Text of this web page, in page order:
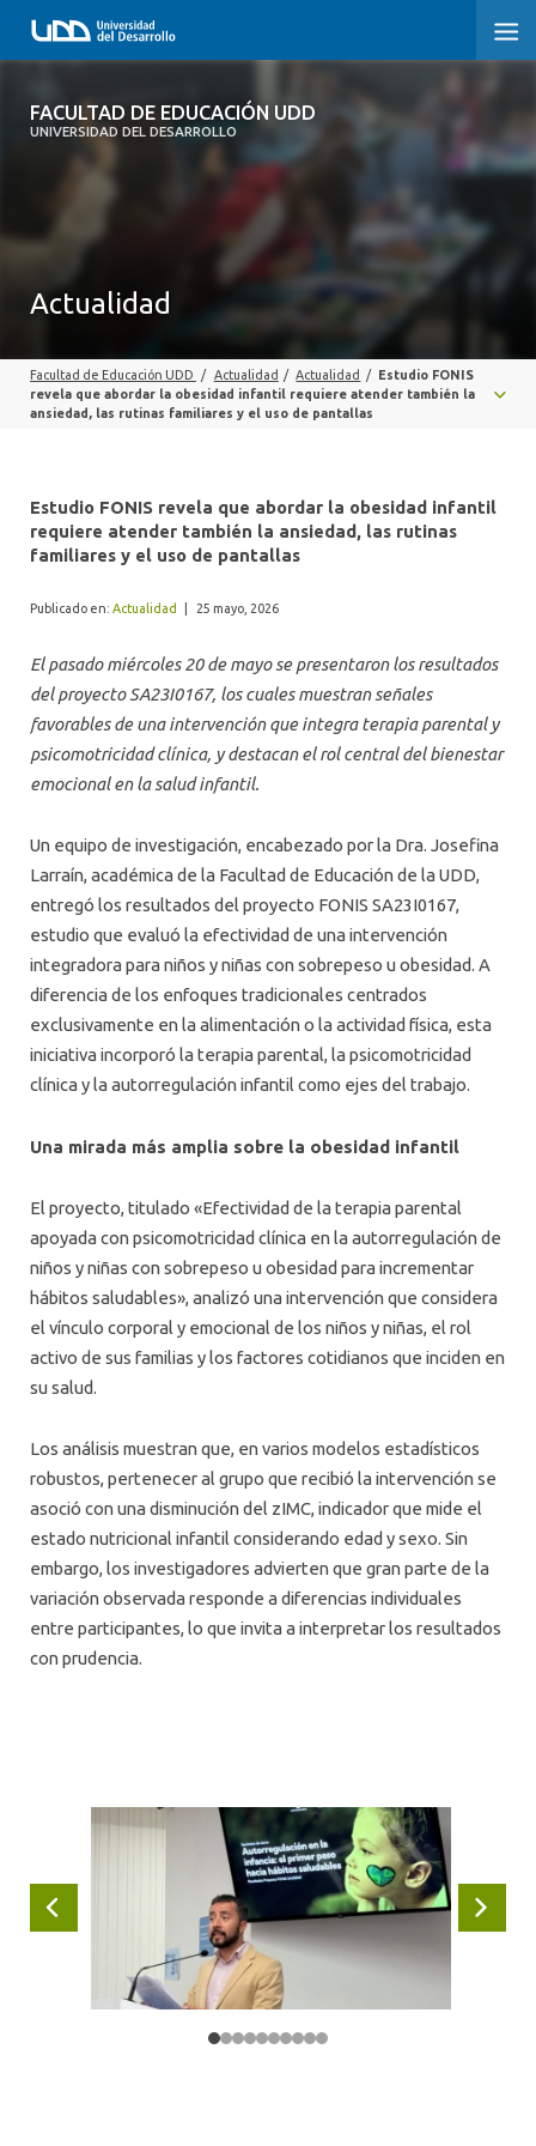
FACULTAD DE EDUCACIÓN UDD
UNIVERSIDAD DEL DESARROLLO
FACULTAD DE EDUCACIÓN UDD
POSTGRADO Y EDUCACIÓN CONTINUA
ALUMNI
Actualidad
Facultad de Educación UDD / Actualidad / Actualidad /
Estudio FONIS
revela que abordar la obesidad infantil requiere atender también la
ansiedad, las rutinas familiares y el uso de pantallas
Estudio FONIS revela que abordar la obesidad infantil
requiere atender también la ansiedad, las rutinas
familiares y el uso de pantallas
Publicado en: Actualidad 25 mayo, 2026
El pasado miércoles 20 de mayo se presentaron los resultados
del proyecto SA23I0167, los cuales muestran señales
favorables de una intervención que integra terapia parental y
psicomotricidad clínica, y destacan el rol central del bienestar
emocional en la salud infantil.
Un equipo de investigación, encabezado por la Dra. Josefina
Larraín, académica de la Facultad de Educación de la UDD,
entregó los resultados del proyecto FONIS SA23I0167,
estudio que evaluó la efectividad de una intervención
integradora para niños y niñas con sobrepeso u obesidad. A
diferencia de los enfoques tradicionales centrados
exclusivamente en la alimentación o la actividad física, esta
iniciativa incorporó la terapia parental, la psicomotricidad
clínica y la autorregulación infantil como ejes del trabajo.
Una mirada más amplia sobre la obesidad infantil
El proyecto, titulado «Efectividad de la terapia parental
apoyada con psicomotricidad clínica en la autorregulación de
niños y niñas con sobrepeso u obesidad para incrementar
hábitos saludables», analizó una intervención que considera
el vínculo corporal y emocional de los niños y niñas, el rol
activo de sus familias y los factores cotidianos que inciden en
su salud.
Los análisis muestran que, en varios modelos estadísticos
robustos, pertenecer al grupo que recibió la intervención se
asoció con una disminución del zIMC, indicador que mide el
estado nutricional infantil considerando edad y sexo. Sin
embargo, los investigadores advierten que gran parte de la
variación observada responde a diferencias individuales
entre participantes, lo que invita a interpretar los resultados
con prudencia.